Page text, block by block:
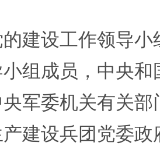
设工作领导小
组成员，中央
军委机关有关
建设兵团党委